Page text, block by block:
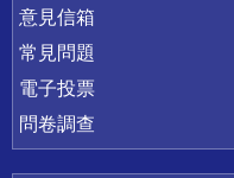
意見信箱
常見問題
電子投票
問卷調查